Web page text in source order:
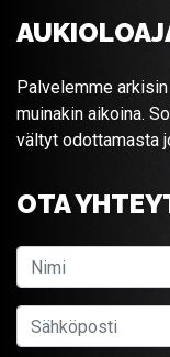
Palvelemme
muinakin aikoina.
vältyt odottamasta
OTA